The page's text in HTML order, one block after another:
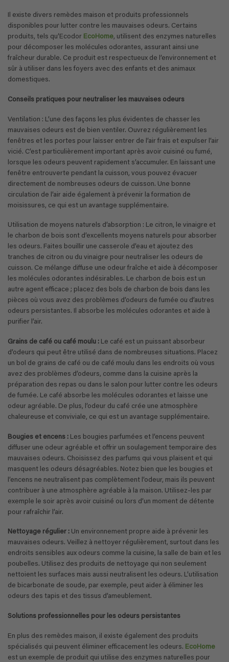
Il existe divers remèdes maison et produits professionnels
disponibles pour lutter contre les mauvaises odeurs. Certains
produits, tels qu’Ecodor EcoHome, utilisent des enzymes naturelles
pour décomposer les molécules odorantes, assurant ainsi une
fraîcheur durable. Ce produit est respectueux de l’environnement et
sûr à utiliser dans les foyers avec des enfants et des animaux
domestiques.
Conseils pratiques pour neutraliser les mauvaises odeurs
Ventilation : L’une des façons les plus évidentes de chasser les
mauvaises odeurs est de bien ventiler. Ouvrez régulièrement les
fenêtres et les portes pour laisser entrer de l’air frais et expulser l’air
vicié. C’est particulièrement important après avoir cuisiné ou fumé,
lorsque les odeurs peuvent rapidement s’accumuler. En laissant une
fenêtre entrouverte pendant la cuisson, vous pouvez évacuer
directement de nombreuses odeurs de cuisson. Une bonne
circulation de l’air aide également à prévenir la formation de
moisissures, ce qui est un avantage supplémentaire.
Utilisation de moyens naturels d’absorption : Le citron, le vinaigre et
le charbon de bois sont d’excellents moyens naturels pour absorber
les odeurs. Faites bouillir une casserole d’eau et ajoutez des
tranches de citron ou du vinaigre pour neutraliser les odeurs de
cuisson. Ce mélange diffuse une odeur fraîche et aide à décomposer
les molécules odorantes indésirables. Le charbon de bois est un
autre agent efficace ; placez des bols de charbon de bois dans les
pièces où vous avez des problèmes d’odeurs de fumée ou d’autres
odeurs persistantes. Il absorbe les molécules odorantes et aide à
purifier l’air.
Grains de café ou café moulu : Le café est un puissant absorbeur
d’odeurs qui peut être utilisé dans de nombreuses situations. Placez
un bol de grains de café ou de café moulu dans les endroits où vous
avez des problèmes d’odeurs, comme dans la cuisine après la
préparation des repas ou dans le salon pour lutter contre les odeurs
de fumée. Le café absorbe les molécules odorantes et laisse une
odeur agréable. De plus, l’odeur du café crée une atmosphère
chaleureuse et conviviale, ce qui est un avantage supplémentaire.
Bougies et encens : Les bougies parfumées et l’encens peuvent
diffuser une odeur agréable et offrir un soulagement temporaire des
mauvaises odeurs. Choisissez des parfums qui vous plaisent et qui
masquent les odeurs désagréables. Notez bien que les bougies et
l’encens ne neutralisent pas complètement l’odeur, mais ils peuvent
contribuer à une atmosphère agréable à la maison. Utilisez-les par
exemple le soir après avoir cuisiné ou lors d’un moment de détente
pour rafraîchir l’air.
Nettoyage régulier : Un environnement propre aide à prévenir les
mauvaises odeurs. Veillez à nettoyer régulièrement, surtout dans les
endroits sensibles aux odeurs comme la cuisine, la salle de bain et les
poubelles. Utilisez des produits de nettoyage qui non seulement
nettoient les surfaces mais aussi neutralisent les odeurs. L’utilisation
de bicarbonate de soude, par exemple, peut aider à éliminer les
odeurs des tapis et des tissus d’ameublement.
Solutions professionnelles pour les odeurs persistantes
En plus des remèdes maison, il existe également des produits
spécialisés qui peuvent éliminer efficacement les odeurs. EcoHome
est un exemple de produit qui utilise des enzymes naturelles pour